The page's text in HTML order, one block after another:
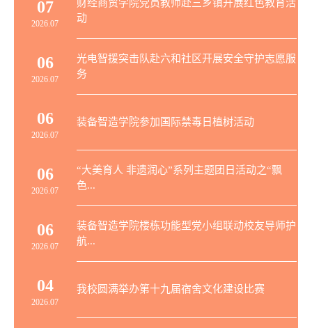
07
2026.07
财经商贸学院党员教师赴三乡镇开展红色教育活
动
06
2026.07
光电智援突击队赴六和社区开展安全守护志愿服
务
06
2026.07
装备智造学院参加国际禁毒日植树活动
06
2026.07
“大美育人 非遗润心”系列主题团日活动之“飘
色...
06
2026.07
装备智造学院楼栋功能型党小组联动校友导师护
航...
04
2026.07
我校圆满举办第十九届宿舍文化建设比赛